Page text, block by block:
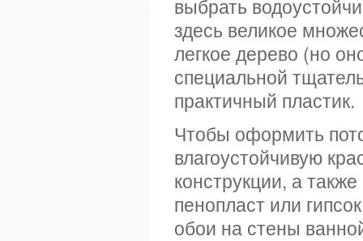
выбрать
здесь великое
легкое дерево (но
специальной
практичный пластик.
Чтобы оформить
влагоустойчивую
конструкции, а
пенопласт или
обои на стены